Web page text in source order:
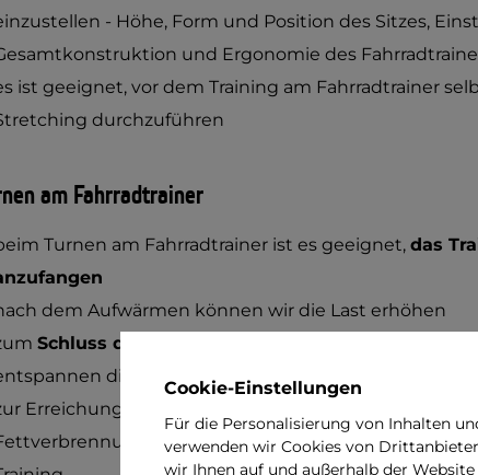
- Höhe, Form und Position des Sitzes,
und Ergonomie des
ist geeignet, vor dem Training am Fahrradtrainer
durchzuführen
am Fahrradtrainer
Turnen am Fahrradtrainer ist es geeignet, das
dem Aufwärmen können wir die Last erhöhen
Schluss des Trainings am Fahrradtrainer
die Muskeln
Erreichung der erwarteten Wirkungen ist die
(zum aeroben
Cookie-Einstellungen
Für die Personalisierung von Inhalten
verwenden wir Cookies von
wir Ihnen auf und außerhalb der